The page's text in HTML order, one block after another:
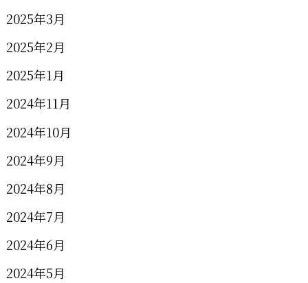
2025年3月
2025年2月
2025年1月
2024年11月
2024年10月
2024年9月
2024年8月
2024年7月
2024年6月
2024年5月